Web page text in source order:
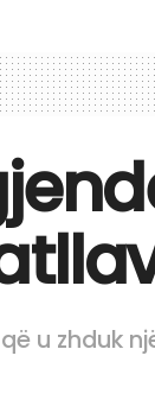
u zhduk